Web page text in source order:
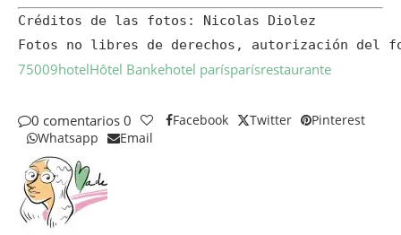
Créditos de las fotos: Nicolas Diolez
Fotos no libres de derechos, autorización del
75009hotelHôtel Bankehotel parísparísrestaurante
0 comentarios 0 Facebook Twitter
Pinterest
Whatsapp
Email